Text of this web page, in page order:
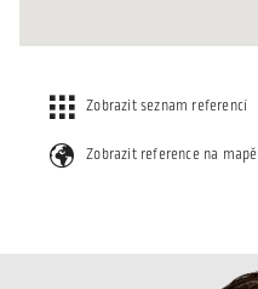
Zobrazit seznam referencí
Zobrazit reference na mapě